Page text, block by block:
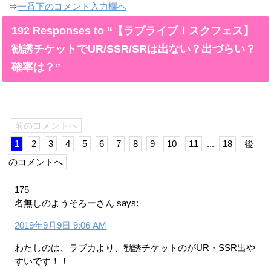
⇒一番下のコメント入力欄へ
192 Responses to “【ラブライブ！スクフェス】
勧誘チケットでUR/SSR/SRは出ない？出づらい？
確率は？”
前のコメントへ
1
2 3 4 5 6 7 8 9 10 11 ... 18
後
のコメントへ
175
名無しのようそろーさん says:
2019年9月9日 9:06 AM
わたしのは、ラブカより、勧誘チケットのがUR・SSR出や
すいです！！